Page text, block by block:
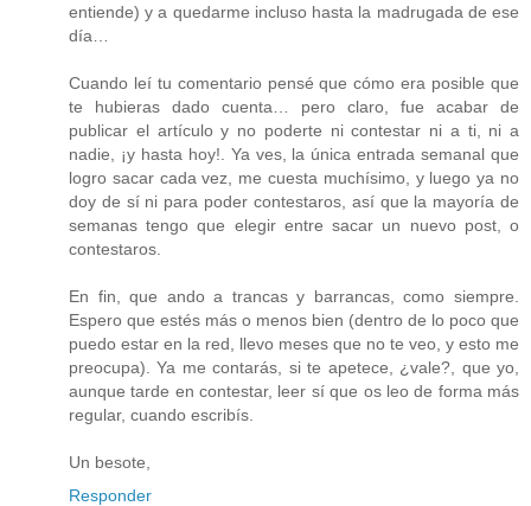
entiende) y a quedarme incluso hasta la madrugada de ese
día…
Cuando leí tu comentario pensé que cómo era posible que
te hubieras dado cuenta… pero claro, fue acabar de
publicar el artículo y no poderte ni contestar ni a ti, ni a
nadie, ¡y hasta hoy!. Ya ves, la única entrada semanal que
logro sacar cada vez, me cuesta muchísimo, y luego ya no
doy de sí ni para poder contestaros, así que la mayoría de
semanas tengo que elegir entre sacar un nuevo post, o
contestaros.
En fin, que ando a trancas y barrancas, como siempre.
Espero que estés más o menos bien (dentro de lo poco que
puedo estar en la red, llevo meses que no te veo, y esto me
preocupa). Ya me contarás, si te apetece, ¿vale?, que yo,
aunque tarde en contestar, leer sí que os leo de forma más
regular, cuando escribís.
Un besote,
Responder